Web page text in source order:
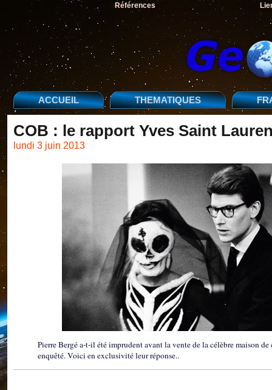
Références
ACCUEIL THEMATIQUES
COB : le rapport Yves Saint
lundi 3 juin 2013
Pierre Bergé a-t-il été imprudent avant la vente de la célèbre maison
enquêté. Voici en exclusivité leur réponse..